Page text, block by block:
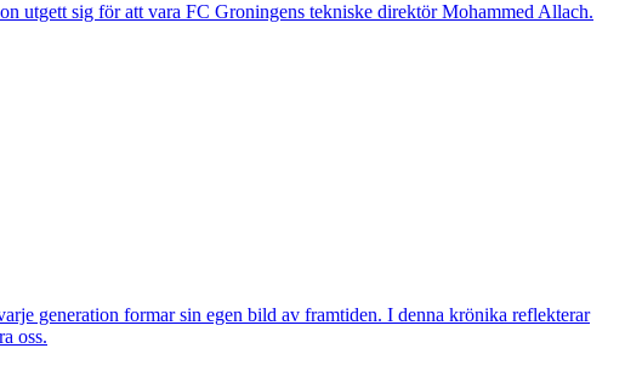
utgett sig för att vara FC Groningens tekniske direktör Mohammed Allach.
generation formar sin egen bild av framtiden. I denna krönika reflekterar
oss.